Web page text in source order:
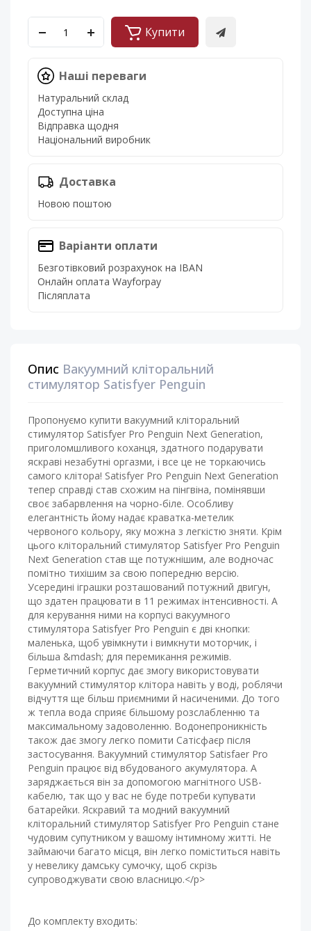
Купити
Наші переваги
Натуральний склад
Доступна ціна
Відправка щодня
Національний виробник
Доставка
Новою поштою
Варіанти оплати
Безготівковий розрахунок на IBAN
Онлайн оплата Wayforpay
Післяплата
Опис Вакуумний кліторальний
стимулятор Satisfyer Penguin
Пропонуємо купити вакуумний кліторальний
стимулятор Satisfyer Pro Penguin Next Generation,
приголомшливого коханця, здатного подарувати
яскраві незабутні оргазми, і все це не торкаючись
самого клітора! Satisfyer Pro Penguin Next Generation
тепер справді став схожим на пінгвіна, помінявши
своє забарвлення на чорно-біле. Особливу
елегантність йому надає краватка-метелик
червоного кольору, яку можна з легкістю зняти. Крім
цього кліторальний стимулятор Satisfyer Pro Penguin
Next Generation став ще потужнішим, але водночас
помітно тихішим за свою попередню версію.
Усередині іграшки розташований потужний двигун,
що здатен працювати в 11 режимах інтенсивності. А
для керування ними на корпусі вакуумного
стимулятора Satisfyer Pro Penguin є дві кнопки:
маленька, щоб увімкнути і вимкнути моторчик, і
більша &mdash; для перемикання режимів.
Герметичний корпус дає змогу використовувати
вакуумний стимулятор клітора навіть у воді, роблячи
відчуття ще більш приємними й насиченими. До того
ж тепла вода сприяє більшому розслабленню та
максимальному задоволенню. Водонепроникність
також дає змогу легко помити Сатісфаєр після
застосування. Вакуумний стимулятор Satisfaer Pro
Penguin працює від вбудованого акумулятора. А
заряджається він за допомогою магнітного USB-
кабелю, так що у вас не буде потреби купувати
батарейки. Яскравий та модний вакуумний
кліторальний стимулятор Satisfyer Pro Penguin стане
чудовим супутником у вашому інтимному житті. Не
займаючи багато місця, він легко поміститься навіть
у невелику дамську сумочку, щоб скрізь
супроводжувати свою власницю.</p>
До комплекту входить: